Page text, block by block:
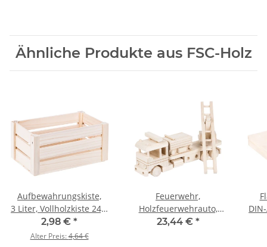
Ähnliche Produkte aus FSC-Holz
Aufbewahrungskiste,
3 Liter, Vollholzkiste 24,5
x 14,5 x 12,5 cm
2,98 € *
Alter Preis:4,64 €
Feuerwehr,
Holzfeuerwehrauto,
Holzspielzeug,
23,44 € *